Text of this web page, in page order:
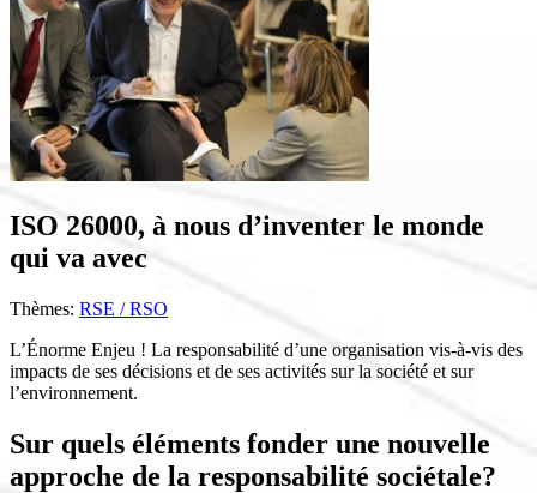
ISO 26000, à nous d’inventer le monde
qui va avec
Thèmes: RSE / RSO
L’Énorme Enjeu ! La responsabilité d’une organisation vis‐à‐vis des
impacts de ses décisions et de ses activités sur la société et sur
l’environnement.
Sur quels éléments fonder une nouvelle
approche de la responsabilité sociétale?